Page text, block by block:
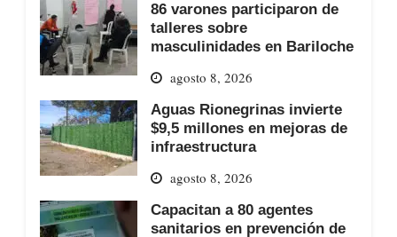
86 varones participaron de
talleres sobre
masculinidades en Bariloche
agosto 8, 2026
Aguas Rionegrinas invierte
$9,5 millones en mejoras de
infraestructura
agosto 8, 2026
Capacitan a 80 agentes
sanitarios en prevención de